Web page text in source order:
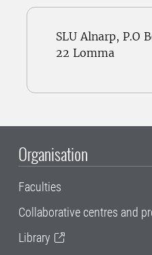
SLU Alnarp, P.O
22 Lomma
Organisation
Faculties
Collaborative centres and
Library